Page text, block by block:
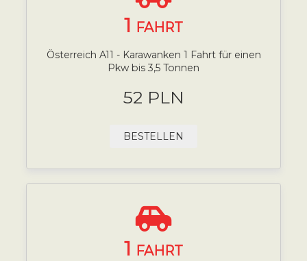
1 FAHRT
Österreich A11 - Karawanken 1 Fahrt für einen
Pkw bis 3,5 Tonnen
52 PLN
BESTELLEN
1 FAHRT